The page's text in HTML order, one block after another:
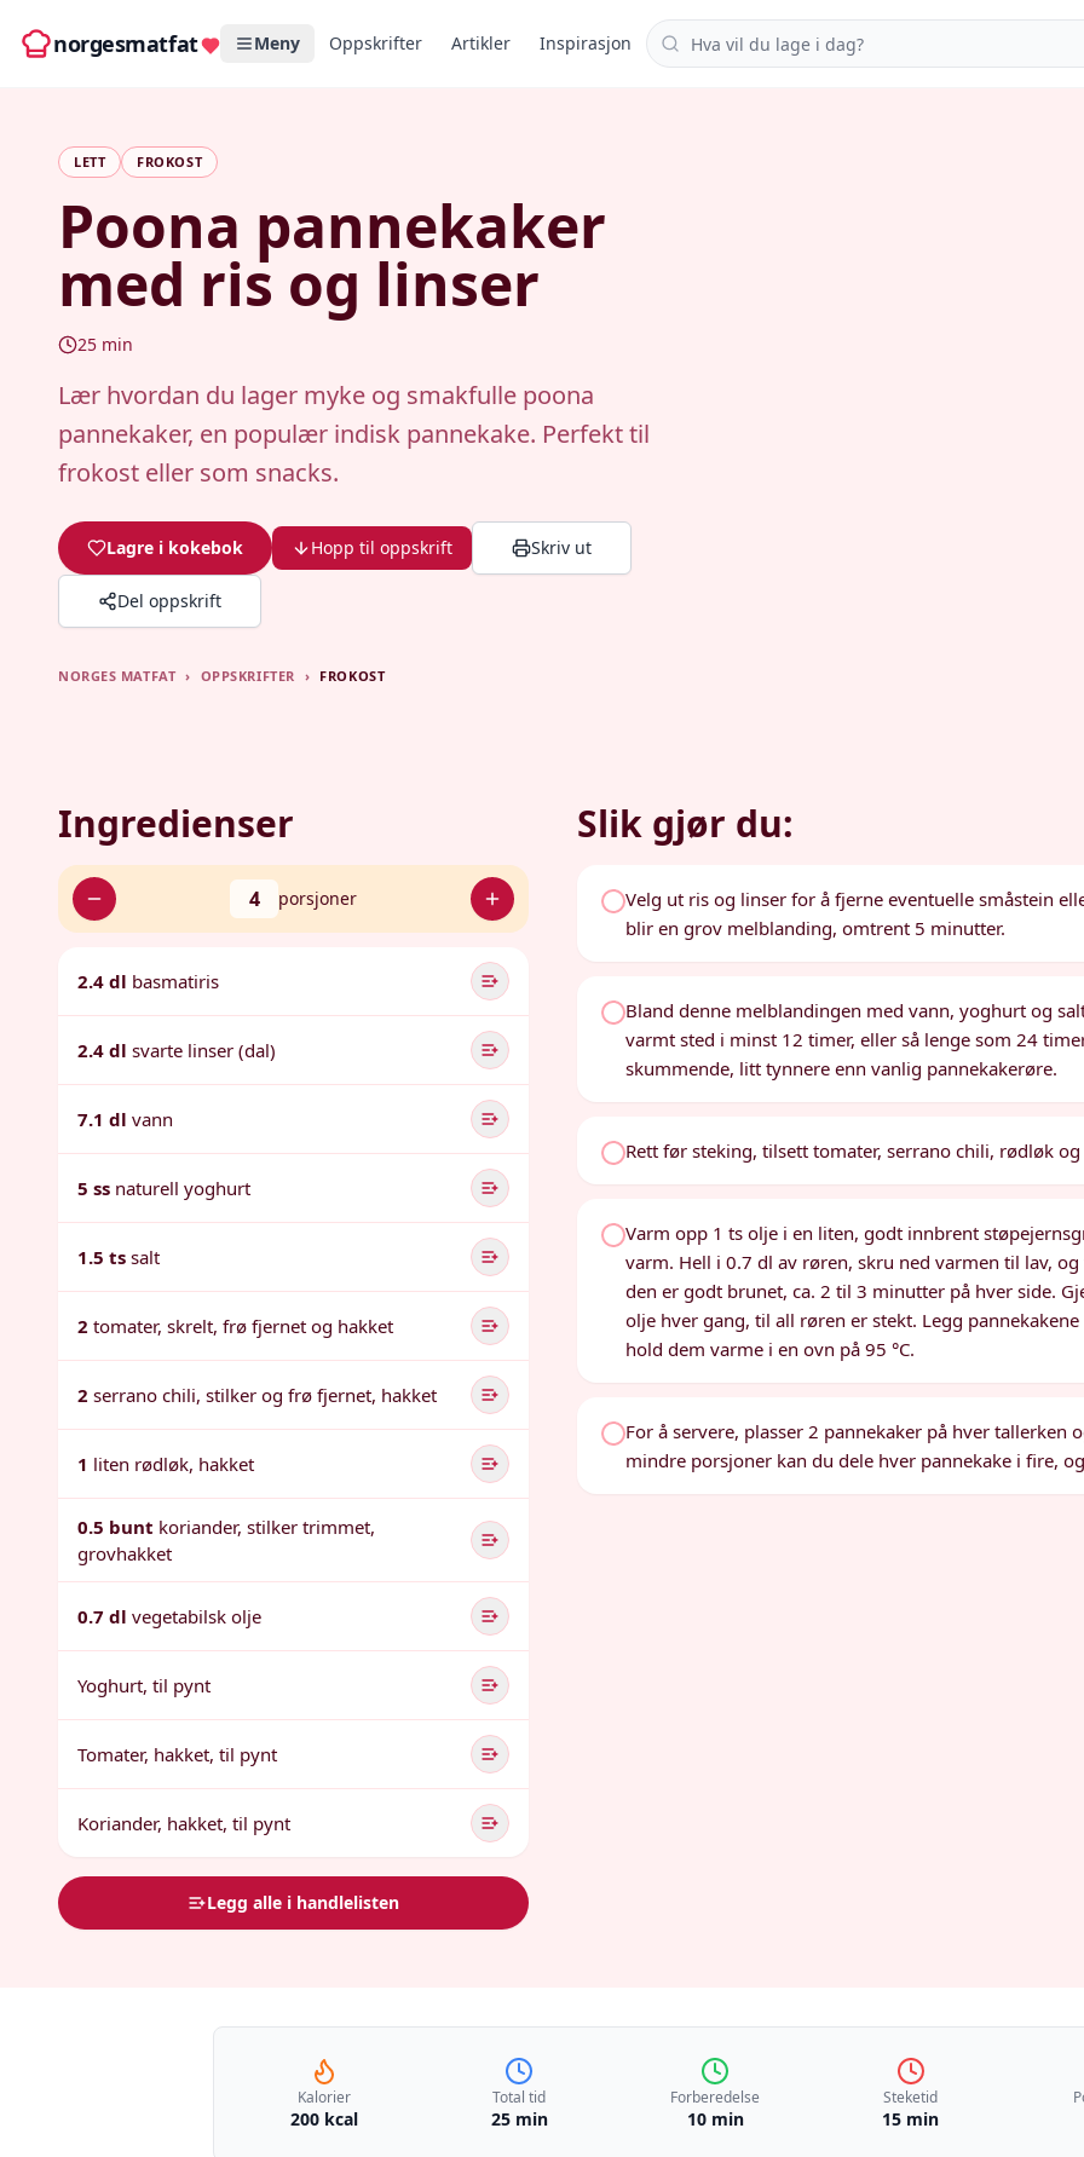
norgesmatfat Meny Oppskrifter Artikler Inspirasjon Søk i oppskrifter
LETT FROKOST
Poona pannekaker
med ris og linser
25 min
Lær hvordan du lager myke og smakfulle poona
pannekaker, en populær indisk pannekake. Perfekt til
frokost eller som snacks.
Lagre i kokebok Hopp til oppskrift Skriv ut
Del oppskrift
NORGES MATFAT › OPPSKRIFTER › FROKOST
Ingredienser
4 porsjoner
2.4 dl basmatiris
2.4 dl svarte linser (dal)
7.1 dl vann
5 ss naturell yoghurt
1.5 ts salt
2 tomater, skrelt, frø fjernet og hakket
2 serrano chili, stilker og frø fjernet, hakket
1 liten rødløk, hakket
0.5 bunt koriander, stilker trimmet,
grovhakket
0.7 dl vegetabilsk olje
Yoghurt, til pynt
Tomater, hakket, til pynt
Koriander, hakket, til pynt
Legg alle i handlelisten
Slik gjør du:
Velg ut ris og linser for å fjerne eventuelle småstein
blir en grov melblanding, omtrent 5 minutter.
Bland denne melblandingen med vann, yoghurt og
varmt sted i minst 12 timer, eller så lenge som 24
skummende, litt tynnere enn vanlig pannekakerøre.
Rett før steking, tilsett tomater, serrano chili, rødløk
Varm opp 1 ts olje i en liten, godt innbrent
varm. Hell i 0.7 dl av røren, skru ned varmen til lav,
den er godt brunet, ca. 2 til 3 minutter på hver side.
olje hver gang, til all røren er stekt. Legg
hold dem varme i en ovn på 95 °C.
For å servere, plasser 2 pannekaker på hver
mindre porsjoner kan du dele hver pannekake i fire,
Kalorier
200 kcal
Total tid
25 min
Forberedelse
10 min
Steketid
15 min